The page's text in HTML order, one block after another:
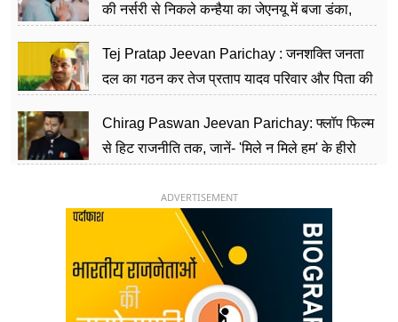
की नर्सरी से निकले कन्हैया का जेएनयू में बजा डंका,
Tej Pratap Jeevan Parichay : जनशक्ति जनता
दल का गठन कर तेज प्रताप यादव परिवार और पिता की
Chirag Paswan Jeevan Parichay: फ्लॉप फिल्म
से हिट राजनीति तक, जानें- 'मिले न मिले हम' के हीरो
ADVERTISEMENT